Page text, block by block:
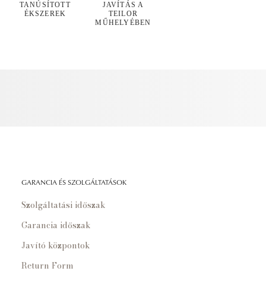
TANÚSÍTOTT
ÉKSZEREK
JAVÍTÁS A
TEILOR
MŰHELYÉBEN
GARANCIA ÉS SZOLGÁLTATÁSOK
Szolgáltatási időszak
Garancia időszak
Javító központok
Return Form